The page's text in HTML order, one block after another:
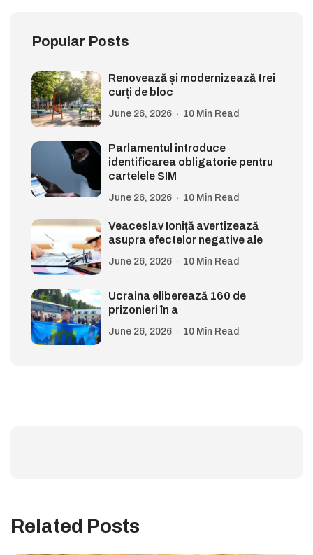
Popular Posts
Renovează și modernizează trei
curți de bloc
June 26, 2026 10 Min Read
Parlamentul introduce
identificarea obligatorie pentru
cartelele SIM
June 26, 2026 10 Min Read
Veaceslav Ioniță avertizează
asupra efectelor negative ale
June 26, 2026 10 Min Read
Ucraina eliberează 160 de
prizonieri în a
June 26, 2026 10 Min Read
Related Posts